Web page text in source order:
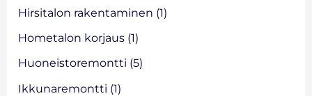
rHirsitalon rakentaminen (1)
Hometalon korjaus (1)
Huoneistoremontti (5)
Ikkunaremontti (1)